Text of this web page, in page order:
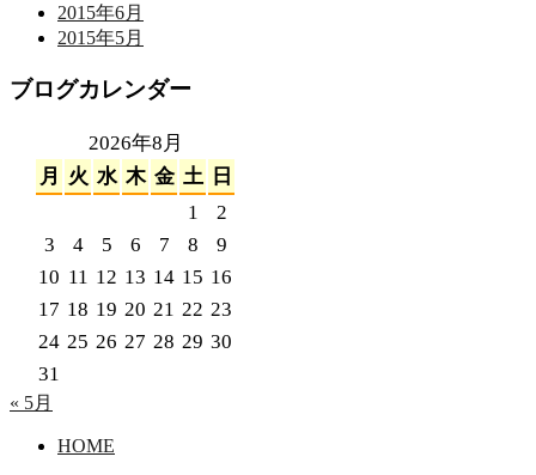
2015年6月
2015年5月
ブログカレンダー
2026年8月
月 火 水 木 金 土 日
1
2
3
4 5 6 7 8
9
10 11 12 13 14 15 16
17 18 19 20 21 22 23
24 25 26 27 28 29 30
31
« 5月
HOME